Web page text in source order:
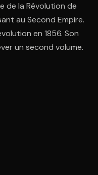
sur le code. C'est gratuit à
de la Révolution de
au Second Empire.
en 1856. Son
un second volume.